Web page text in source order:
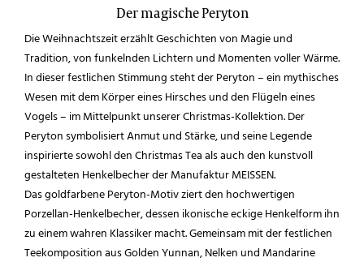
Der magische Peryton
Die Weihnachtszeit erzählt Geschichten von Magie und
Tradition, von funkelnden Lichtern und Momenten voller Wärme.
In dieser festlichen Stimmung steht der Peryton – ein mythisches
Wesen mit dem Körper eines Hirsches und den Flügeln eines
Vogels – im Mittelpunkt unserer Christmas-Kollektion. Der
Peryton symbolisiert Anmut und Stärke, und seine Legende
inspirierte sowohl den Christmas Tea als auch den kunstvoll
gestalteten Henkelbecher der Manufaktur MEISSEN.
Das goldfarbene Peryton-Motiv ziert den hochwertigen
Porzellan-Henkelbecher, dessen ikonische eckige Henkelform ihn
zu einem wahren Klassiker macht. Gemeinsam mit der festlichen
Teekomposition aus Golden Yunnan, Nelken und Mandarine